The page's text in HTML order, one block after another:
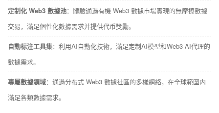
定制化 Web3 數據池：體驗通過有機 Web3 數據市場實現的無摩擦數據
交易，滿足個性化數據需求并提供代币獎勵。
自動标注工具集：利用AI自動化技術，滿足定制AI模型和Web3 AI代理的
數據需求。
專屬數據領域：通過分布式 Web3 數據社區的多樣網絡，在全球範圍内
滿足各類數據需求。